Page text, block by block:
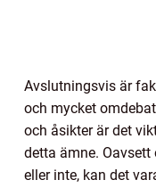
Avslutningsvis är
och mycket
och åsikter är det
detta ämne.
eller inte, kan det